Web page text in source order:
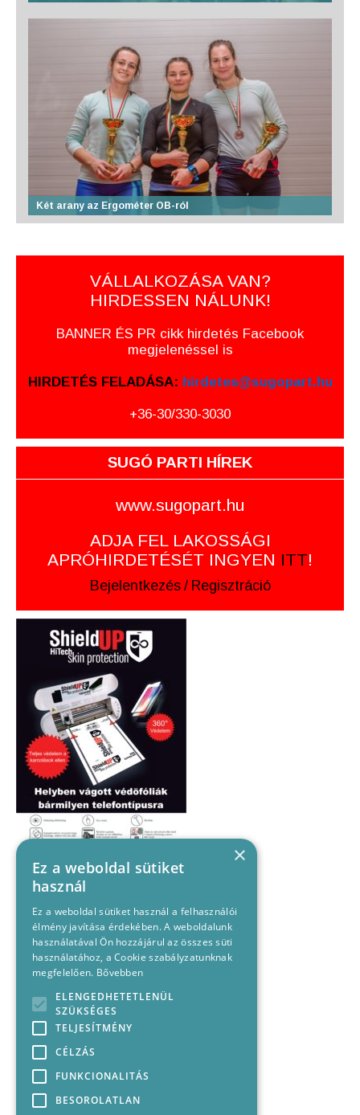
Két arany az Ergométer OB-ról
VÁLLALKOZÁSA VAN?
HIRDESSEN NÁLUNK!
BANNER ÉS PR cikk hirdetés Facebook
megjelenéssel is
HIRDETÉS FELADÁSA: hirdetes@sugopart.hu
+36-30/330-3030
SUGÓ PARTI HÍREK
www.sugopart.hu
ADJA FEL LAKOSSÁGI
APRÓHIRDETÉSÉT INGYEN ITT!
Bejelentkezés / Regisztráció
×
Ez a weboldal sütiket
használ
Ez a weboldal sütiket használ a felhasználói
élmény javítása érdekében. A weboldalunk
használatával Ön hozzájárul az összes süti
használatához, a Cookie szabályzatunknak
megfelelően. Bővebben
ELENGEDHETETLENÜL
SZÜKSÉGES
TELJESÍTMÉNY
CÉLZÁS
FUNKCIONALITÁS
BESOROLATLAN